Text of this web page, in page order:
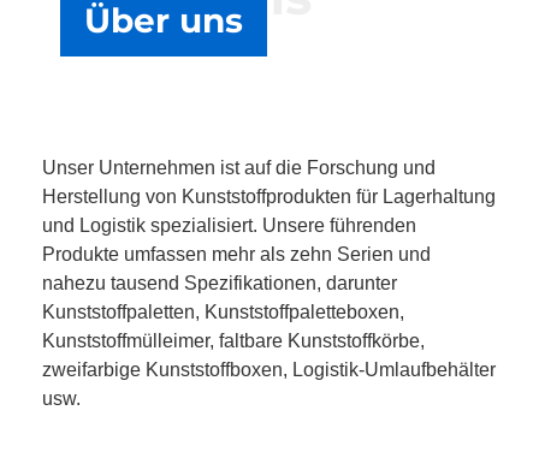
Über uns
Unser Unternehmen ist auf die Forschung und
Herstellung von Kunststoffprodukten für Lagerhaltung
und Logistik spezialisiert. Unsere führenden
Produkte umfassen mehr als zehn Serien und
nahezu tausend Spezifikationen, darunter
Kunststoffpaletten, Kunststoffpaletteboxen,
Kunststoffmülleimer, faltbare Kunststoffkörbe,
zweifarbige Kunststoffboxen, Logistik-Umlaufbehälter
usw.